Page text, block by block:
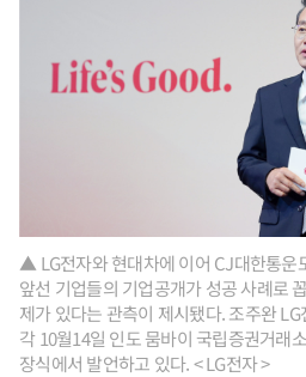
▲ LG전자와 현대차에 이어 CJ대한통운
앞선 기업들의 기업공개가 성공 사례로
제가 있다는 관측이 제시됐다. 조주완
각 10월14일 인도 뭄바이 국립증권거래
장식에서 발언하고 있다. < LG전자 >